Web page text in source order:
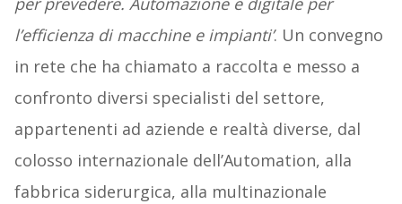
l’efficienza di macchine e impianti’. Un convegno
in rete che ha chiamato a raccolta e messo a
confronto diversi specialisti del settore,
appartenenti ad aziende e realtà diverse, dal
colosso internazionale dell’Automation, alla
fabbrica siderurgica, alla multinazionale